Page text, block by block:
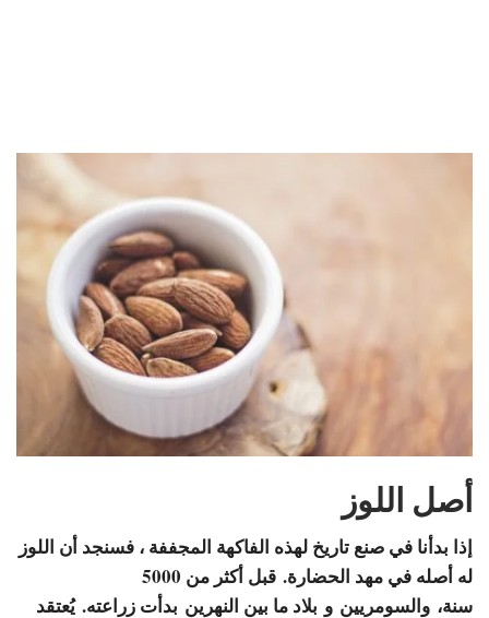
أصل اللوز
إذا بدأنا في صنع تاريخ لهذه الفاكهة المجففة ، فسنجد أن اللوز
له أصله في مهد الحضارة. قبل أكثر من 5000
سنة، والسومريين و بلاد ما بين النهرين بدأت زراعته. يُعتقد